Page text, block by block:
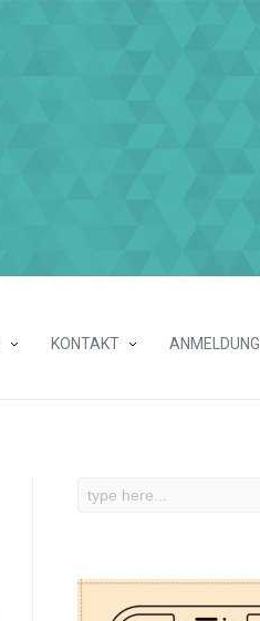
KONTAKT ANMELDUNG